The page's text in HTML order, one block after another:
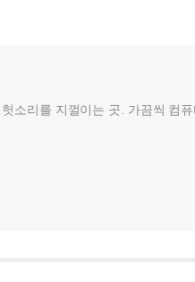
소리를 지껄이는 곳. 가끔씩 컴